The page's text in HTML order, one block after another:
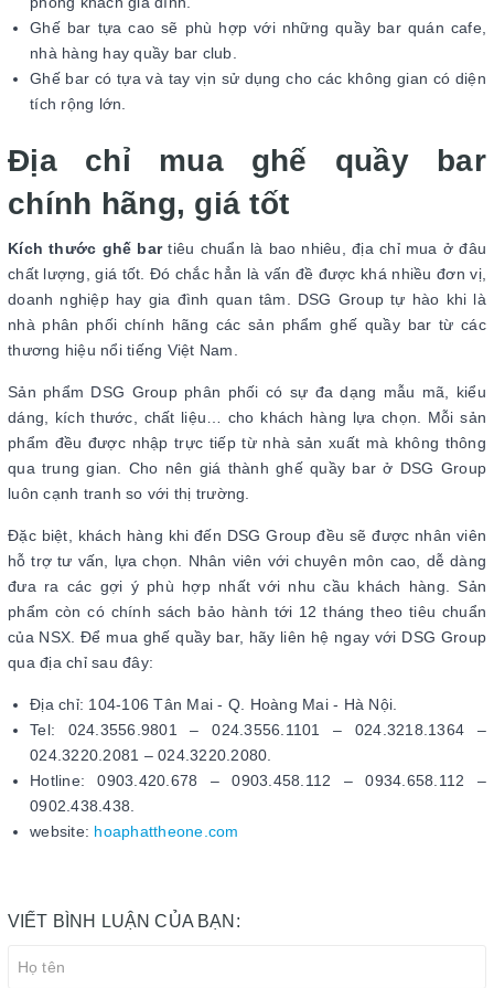
Ghế bar tựa cao sẽ phù hợp với những quầy bar quán cafe,
nhà hàng hay quầy bar club.
Ghế bar có tựa và tay vịn sử dụng cho các không gian có diện
tích rộng lớn.
Địa chỉ mua ghế quầy bar
chính hãng, giá tốt
Kích thước ghế bartiêu chuẩn là bao nhiêu, địa chỉ mua ở đâu
chất lượng, giá tốt. Đó chắc hẳn là vấn đề được khá nhiều đơn vị,
doanh nghiệp hay gia đình quan tâm. DSG Group tự hào khi là
nhà phân phối chính hãng các sản phẩm ghế quầy bar từ các
thương hiệu nổi tiếng Việt Nam.
Sản phẩm DSG Group phân phối có sự đa dạng mẫu mã, kiểu
dáng, kích thước, chất liệu… cho khách hàng lựa chọn. Mỗi sản
phẩm đều được nhập trực tiếp từ nhà sản xuất mà không thông
qua trung gian. Cho nên giá thành ghế quầy bar ở DSG Group
luôn cạnh tranh so với thị trường.
Đặc biệt, khách hàng khi đến DSG Group đều sẽ được nhân viên
hỗ trợ tư vấn, lựa chọn. Nhân viên với chuyên môn cao, dễ dàng
đưa ra các gợi ý phù hợp nhất với nhu cầu khách hàng. Sản
phẩm còn có chính sách bảo hành tới 12 tháng theo tiêu chuẩn
của NSX. Để mua ghế quầy bar, hãy liên hệ ngay với DSG Group
qua địa chỉ sau đây:
Địa chỉ: 104-106 Tân Mai - Q. Hoàng Mai - Hà Nội.
Tel: 024.3556.9801 – 024.3556.1101 – 024.3218.1364 –
024.3220.2081 – 024.3220.2080.
Hotline: 0903.420.678 – 0903.458.112 – 0934.658.112 –
0902.438.438.
website: hoaphattheone.com
VIẾT BÌNH LUẬN CỦA BẠN: